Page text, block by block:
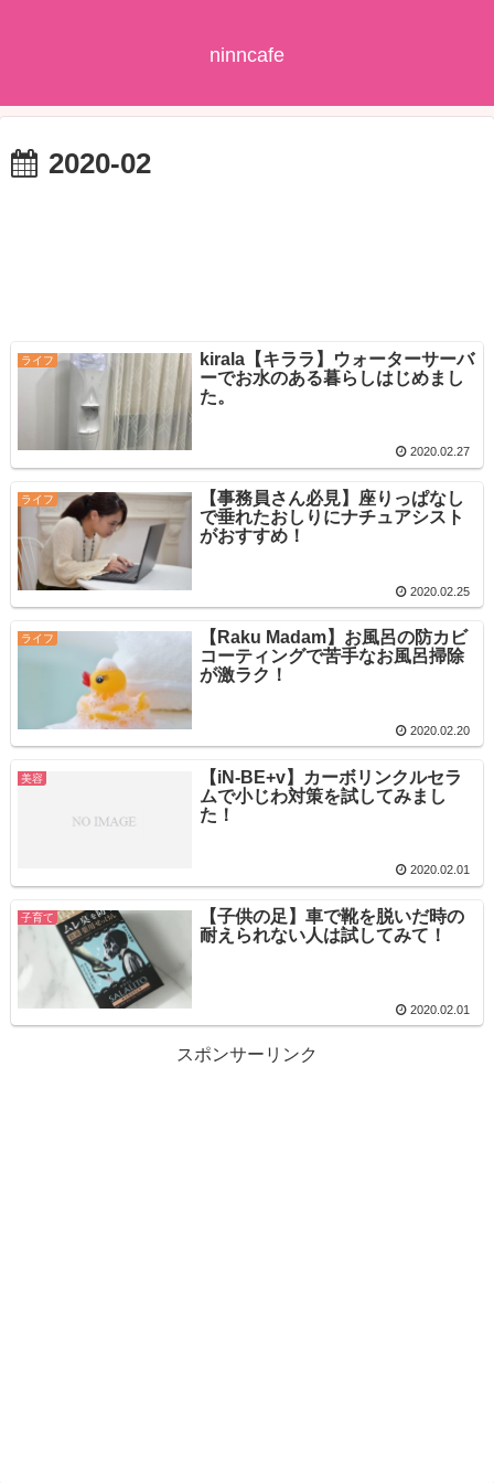
ninncafe
2020-02
ライフ
kirala【キララ】ウォーターサーバ
ーでお水のある暮らしはじめまし
た。
2020.02.27
ライフ
【事務員さん必見】座りっぱなし
で垂れたおしりにナチュアシスト
がおすすめ！
2020.02.25
ライフ
【Raku Madam】お風呂の防カビ
コーティングで苦手なお風呂掃除
が激ラク！
2020.02.20
美容
【iN-BE+v】カーボリンクルセラ
ムで小じわ対策を試してみまし
た！
2020.02.01
子育て
【子供の足】車で靴を脱いだ時の
耐えられない人は試してみて！
2020.02.01
スポンサーリンク